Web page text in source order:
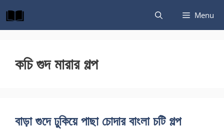
to
content
Menu
কচি গুদ মারার গল্প
বাড়া গুদে ঢুকিয়ে পাছা চোদার বাংলা চটি গল্প